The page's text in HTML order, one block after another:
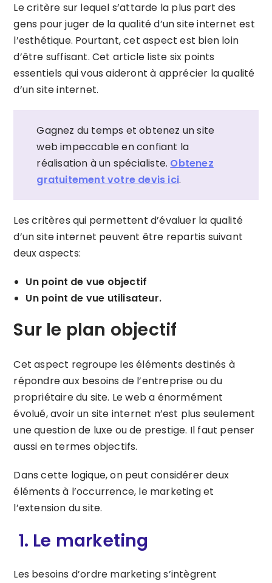
Le critère sur lequel s’attarde la plus part des
gens pour juger de la qualité d’un site internet est
l’esthétique. Pourtant, cet aspect est bien loin
d’être suffisant. Cet article liste six points
essentiels qui vous aideront à apprécier la qualité
d’un site internet.
Gagnez du temps et obtenez un site
web impeccable en confiant la
réalisation à un spécialiste. Obtenez
gratuitement votre devis ici.
Les critères qui permettent d’évaluer la qualité
d’un site internet peuvent être repartis suivant
deux aspects:
Un point de vue objectif
Un point de vue utilisateur.
Sur le plan objectif
Cet aspect regroupe les éléments destinés à
répondre aux besoins de l’entreprise ou du
propriétaire du site. Le web a énormément
évolué, avoir un site internet n’est plus seulement
une question de luxe ou de prestige. Il faut penser
aussi en termes objectifs.
Dans cette logique, on peut considérer deux
éléments à l’occurrence, le marketing et
l’extension du site.
1. Le marketing
Les besoins d’ordre marketing s’intègrent